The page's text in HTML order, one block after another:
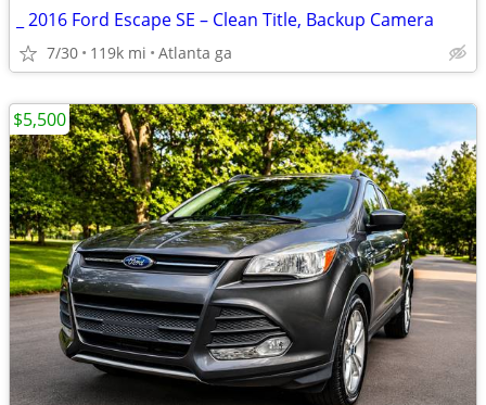
_ 2016 Ford Escape SE – Clean Title, Backup Camera
7/30 119k mi Atlanta ga
$5,500